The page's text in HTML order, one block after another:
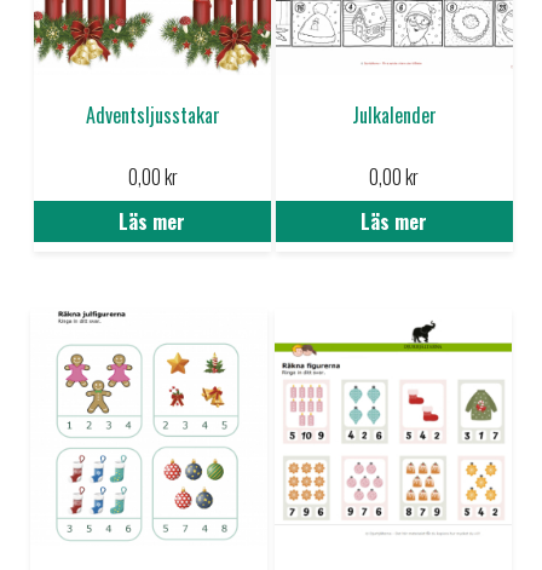
Adventsljusstakar
0,00kr
Läs mer
Julkalender
0,00kr
Läs mer